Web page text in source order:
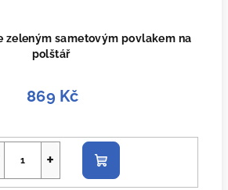
zeleným sametovým povlakem na
polštář
869 Kč
+
Do
košíku